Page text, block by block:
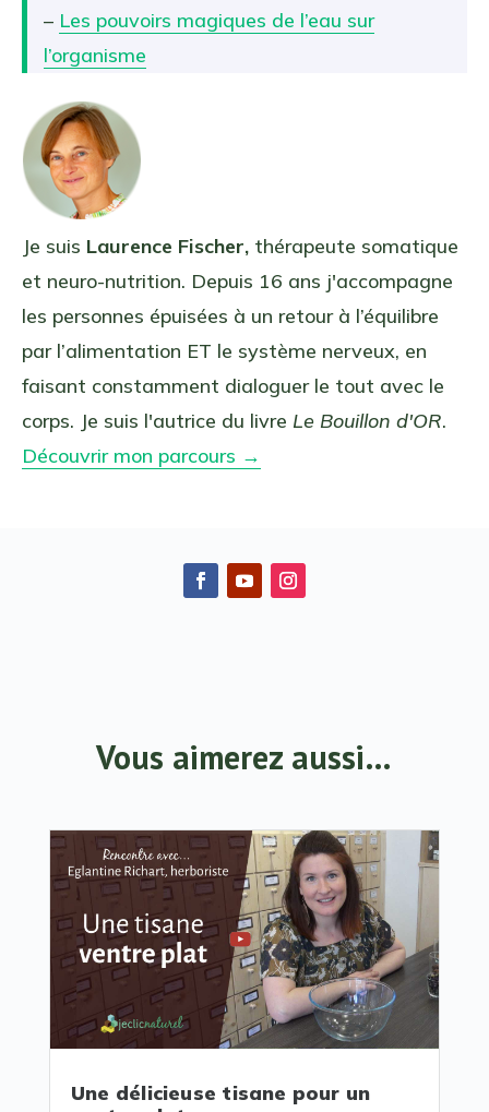
– Les pouvoirs magiques de l’eau sur
l’organisme
Je suis Laurence Fischer, thérapeute somatique
et neuro-nutrition. Depuis 16 ans j'accompagne
les personnes épuisées à un retour à l’équilibre
par l’alimentation ET le système nerveux, en
faisant constamment dialoguer le tout avec le
corps. Je suis l'autrice du livre Le Bouillon d'OR.
Découvrir mon parcours →
Vous aimerez aussi…
Une délicieuse tisane pour un